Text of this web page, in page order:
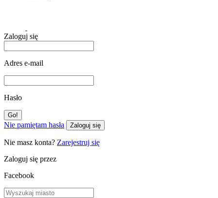
Zaloguj się
Adres e-mail
Hasło
Nie pamiętam hasła Zaloguj się
Nie masz konta? Zarejestruj się
Zaloguj się przez
Facebook